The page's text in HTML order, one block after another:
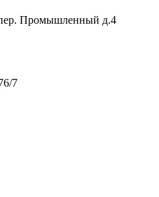
пер. Промышленный д.4
7